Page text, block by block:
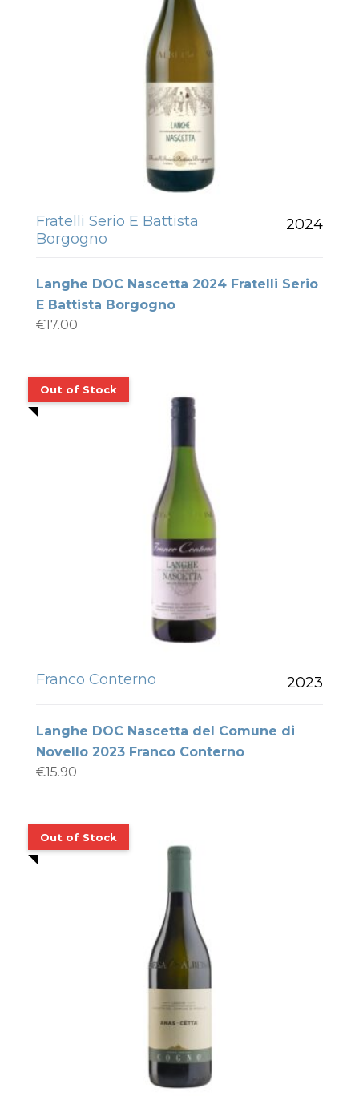
Fratelli Serio E Battista
Borgogno
2024
Langhe DOC Nascetta 2024 Fratelli Serio
E Battista Borgogno
€17.00
Franco Conterno 2023
Langhe DOC Nascetta del Comune di
Novello 2023 Franco Conterno
€15.90